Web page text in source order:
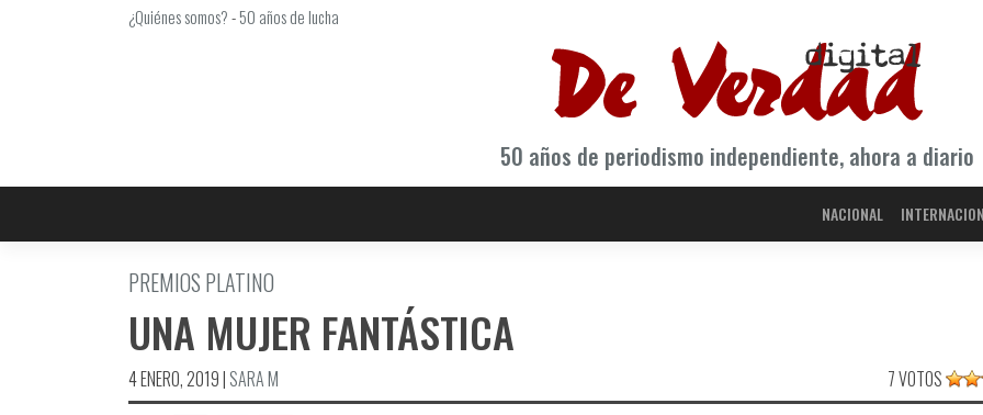
¿Quiénes somos?-50 años de lucha
50 años de periodismo independiente, ahora a diario
NACIONAL
PREMIOS PLATINO
UNA MUJER FANTÁSTICA
4 ENERO, 2019| SARA M 7 VOTOS